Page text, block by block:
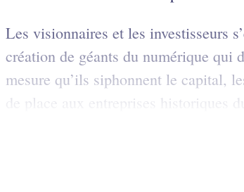
Les visionnaires et les investisseurs
création de géants du numérique qui
mesure qu’ils siphonnent le capital,
de place aux entreprises historiques